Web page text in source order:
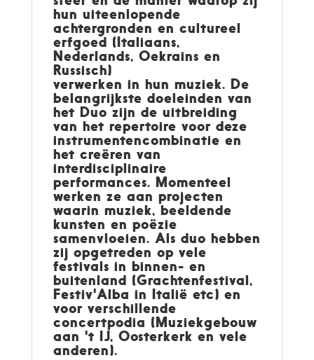
hun uiteenlopende
achtergronden en cultureel
erfgoed (Italiaans,
Nederlands, Oekrains en
Russisch)
verwerken in hun muziek. De
belangrijkste doeleinden van
het Duo zijn de uitbreiding
van het repertoire voor deze
instrumentencombinatie en
het creëren van
interdisciplinaire
performances. Momenteel
werken ze aan projecten
waarin muziek, beeldende
kunsten en poëzie
samenvloeien. Als duo hebben
zij opgetreden op vele
festivals in binnen- en
buitenland (Grachtenfestival,
Festiv'Alba in Italië etc) en
voor verschillende
concertpodia (Muziekgebouw
aan 't IJ, Oosterkerk en vele
anderen).